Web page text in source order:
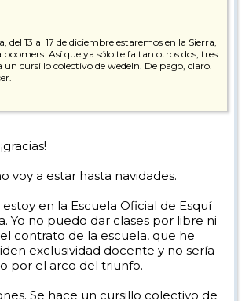
del 13 al 17 de diciembre estaremos en la Sierra,
Así que ya sólo te faltan otros dos, tres
cursillo colectivo de wedeln. De pago, claro.
voy a estar hasta navidades.
en la Escuela Oficial de Esquí
Yo no puedo dar clases por libre ni
contrato de la escuela, que he
exclusividad docente y no sería
por el arco del triunfo.
Se hace un cursillo colectivo de